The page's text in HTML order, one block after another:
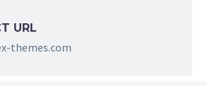
URL
themes.com